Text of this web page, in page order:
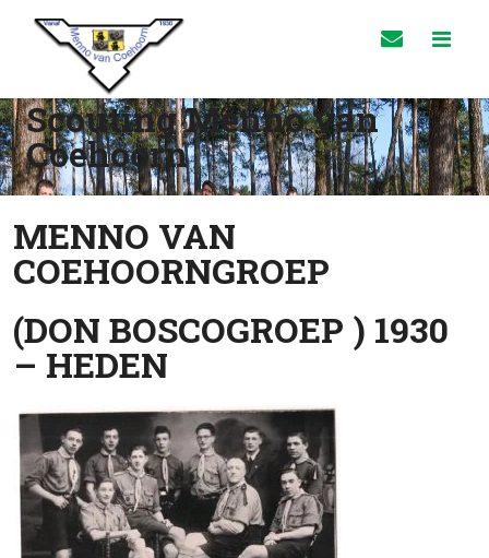
Scouting Menno van
Coehoorn
MENNO VAN
COEHOORNGROEP
(DON BOSCOGROEP ) 1930
– HEDEN